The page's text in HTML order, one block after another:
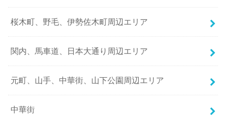
桜木町、野毛、伊勢佐木町周辺エリア
関内、馬車道、日本大通り周辺エリア
元町、山手、中華街、山下公園周辺エリア
中華街